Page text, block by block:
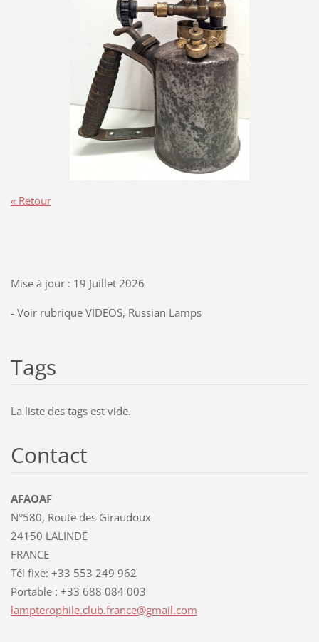
« Retour
Mise à jour : 19 Juillet 2026
- Voir rubrique VIDEOS, Russian Lamps
Tags
La liste des tags est vide.
Contact
AFAOAF
N°580, Route des Giraudoux
24150 LALINDE
FRANCE
Tél fixe: +33 553 249 962
Portable : +33 688 084 003
lampterophile.club.france@gmail.com